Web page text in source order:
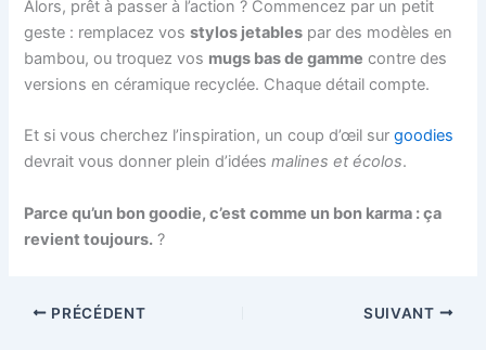
Alors, prêt à passer à l’action ? Commencez par un petit
geste : remplacez vosstylos jetables par des modèles en
bambou, ou troquez vos mugs bas de gamme contre des
versions en céramique recyclée. Chaque détail compte.
Et si vous cherchez l’inspiration, un coup d’œil surgoodies
devrait vous donner plein d’idéesmalines et écolos.
Parce qu’un bon goodie, c’est comme un bon karma : ça
revient toujours. ?
PRÉCÉDENT SUIVANT